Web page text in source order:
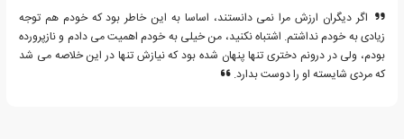
اگر دیگران ارزش مرا نمی دانستند، اساسا به این خاطر بود که خودم هم توجه
زیادی به خودم نداشتم. اشتباه نکنید، من خیلی به خودم اهمیت می دادم و نازپرورده
بودم، ولی در درونم دختری تنها پنهان شده بود که نیازش تنها در این خلاصه می شد
که مردی شایسته او را دوست بدارد.